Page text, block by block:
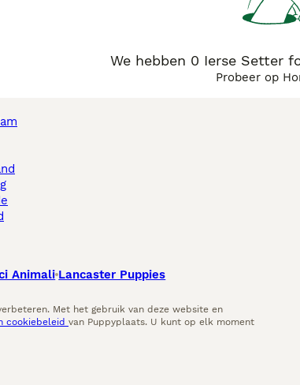
We hebben 0 Ierse Setter
Probeer op
Animali Lancaster Puppies
Met het gebruik van deze website en
cookiebeleid van Puppyplaats. U kunt op elk moment